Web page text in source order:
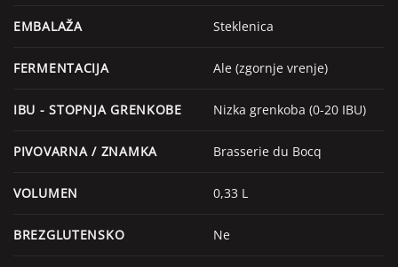
EMBALAŽA Steklenica
FERMENTACIJA Ale (zgornje vrenje)
IBU - STOPNJA GRENKOBE Nizka grenkoba (0-20 IBU)
PIVOVARNA / ZNAMKA Brasserie du Bocq
VOLUMEN 0,33 L
BREZGLUTENSKO Ne